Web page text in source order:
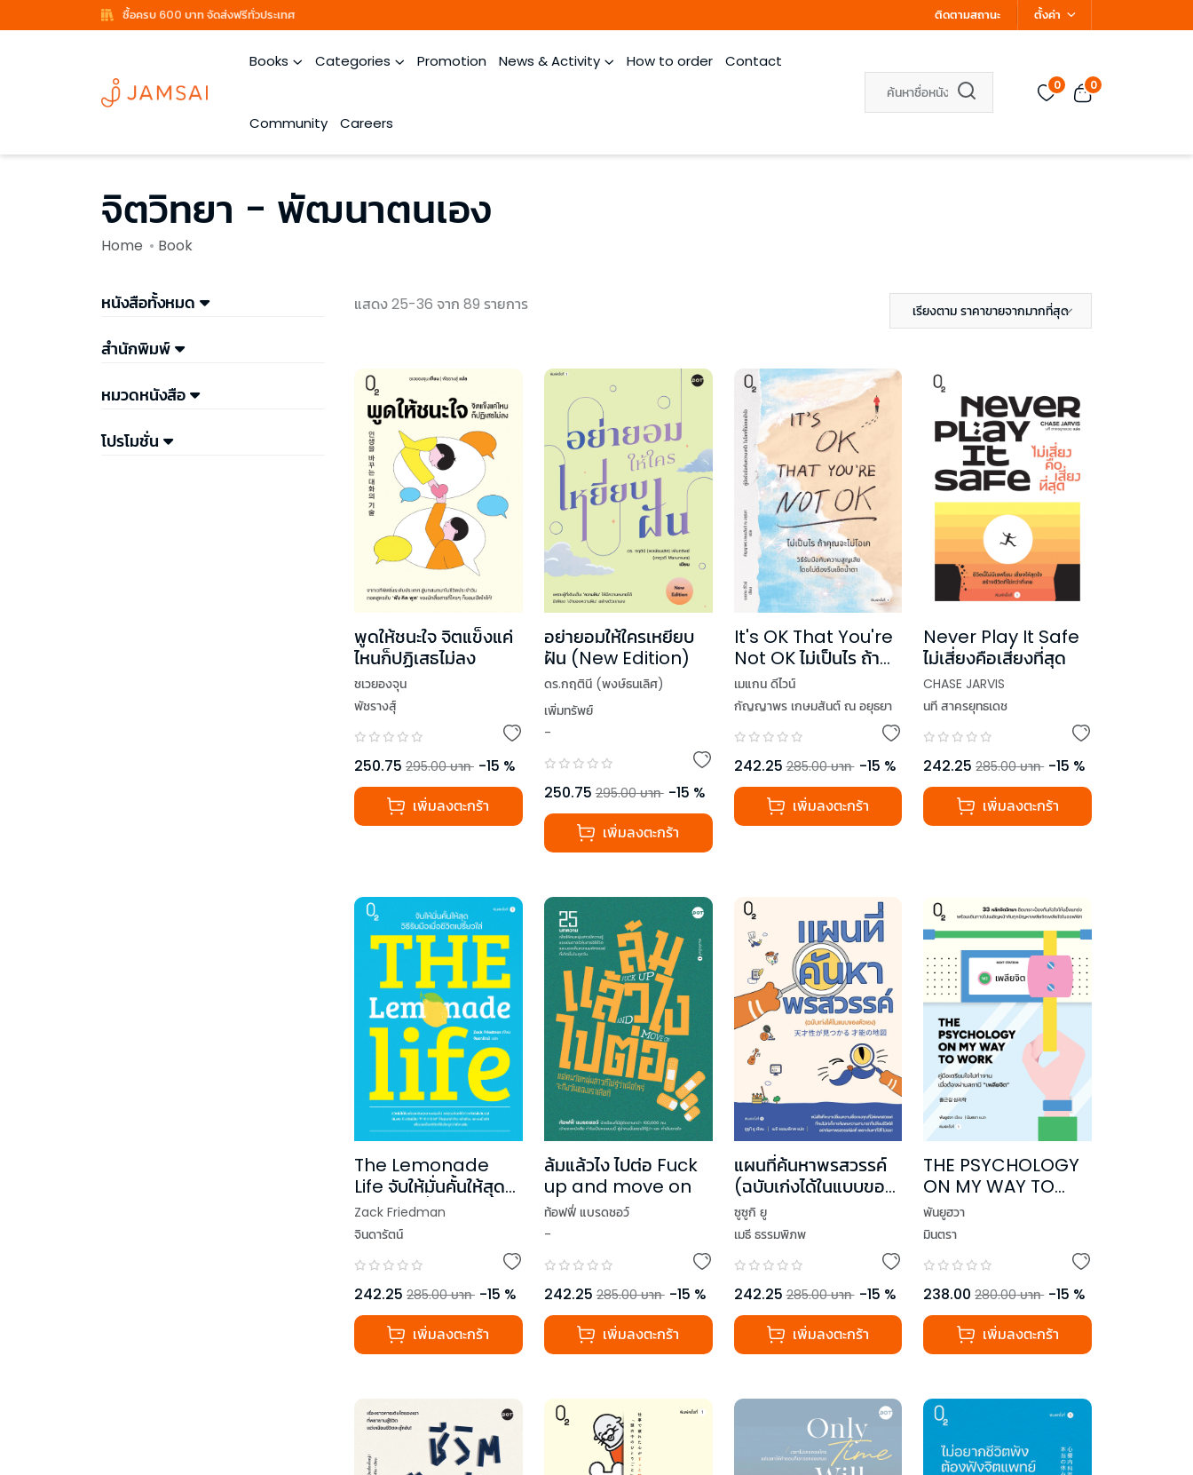
ซื้อครบ 600 บาท จัดส่งฟรีทั่วประเทศ ติดตามสถานะ ตั้งค่า
Books Categories Promotion News & Activity How to order Contact
Community Careers
0 0
จิตวิทยา - พัฒนาตนเอง
Home Book
หนังสือทั้งหมด
สำนักพิมพ์
หมวดหนังสือ
โปรโมชั่น
แสดง 25-36 จาก 89 รายการ เรียงตาม ราคาขายจากมากที่สุด
พูดให้ชนะใจ จิตแข็งแค่
ไหนก็ปฏิเสธไม่ลง
ชเวยองจุน
พัชรางสุ์
250.75 295.00 บาท -15 %
เพิ่มลงตะกร้า
อย่ายอมให้ใครเหยียบ
ฝัน (New Edition)
ดร.กฤตินี (พงษ์ธนเลิศ)
เพิ่มทรัพย์
-
250.75 295.00 บาท -15 %
เพิ่มลงตะกร้า
It's OK That You're
Not OK ไม่เป็นไร ถ้า
คุณจะไม่โอเค
เมแกน ดีไวน์
กัญญาพร เกษมสันต์ ณ​ อยุธยา
242.25 285.00 บาท -15 %
เพิ่มลงตะกร้า
Never Play It Safe
ไม่เสี่ยงคือเสี่ยงที่สุด
CHASE JARVIS
นที สาครยุทธเดช
242.25 285.00 บาท -15 %
เพิ่มลงตะกร้า
The Lemonade
Life จับให้มั่นคั้นให้สุด
วิธีรับมือเมื่อชีวิตเปรี้ยว
ใส่
Zack Friedman
จินดารัตน์
242.25 285.00 บาท -15 %
เพิ่มลงตะกร้า
ล้มแล้วไง ไปต่อ Fuck
up and move on
ท้อฟฟี่ แบรดชอว์
-
242.25 285.00 บาท -15 %
เพิ่มลงตะกร้า
แผนที่ค้นหาพรสวรรค์
(ฉบับเก่งได้ในแบบของ
ตัวเอง)
ซูซูกิ ยู
เมธี ธรรมพิภพ
242.25 285.00 บาท -15 %
เพิ่มลงตะกร้า
THE PSYCHOLOGY
ON MY WAY TO
WORK คู่มือเตรียมใจไป
ทำงาน เมื่อต้องผ่าน
พันยูฮวา
มินตรา
238.00 280.00 บาท -15 %
เพิ่มลงตะกร้า